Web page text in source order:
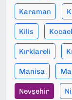
Karaman
Kilis
Kırklareli
Manisa
Nevşehir